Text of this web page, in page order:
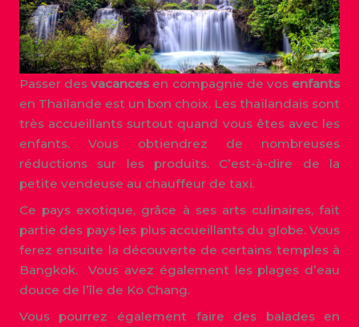
Passer desvacances en compagnie de vos enfants
en Thaïlande est un bon choix. Les thaïlandais sont
très accueillants surtout quand vous êtes avec les
enfants. Vous obtiendrez de nombreuses
réductions sur les produits. C’est-à-dire de la
petite vendeuse au chauffeur de taxi.
Ce pays exotique, grâce à ses arts culinaires, fait
partie des pays les plus accueillants du globe. Vous
ferez ensuite la découverte de certains temples à
Bangkok. Vous avez également les plages d’eau
douce de l’île de Ko Chang.
Vous pourrez également faire des balades en